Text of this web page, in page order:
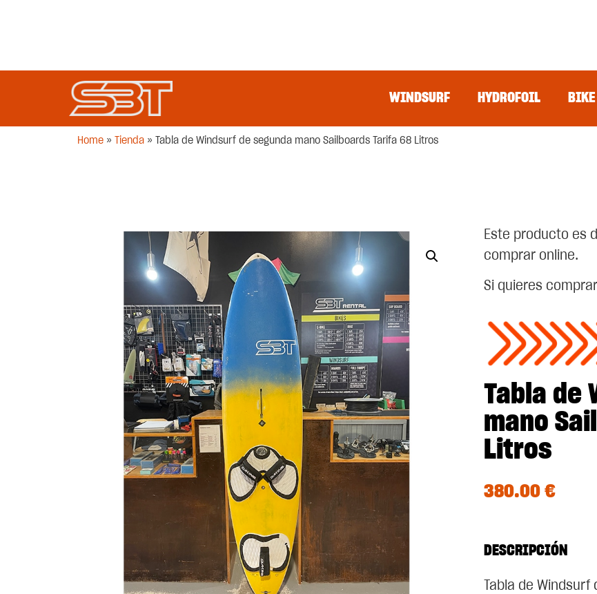
WINDSURF HYDROFOIL BIKE
Home » Tienda » Tabla de Windsurf de segunda mano Sailboards Tarifa 68 Litros
Este producto es
comprar online.
Si quieres
Tabla de
mano
Litros
380.00 €
DESCRIPCIÓN
Tabla de